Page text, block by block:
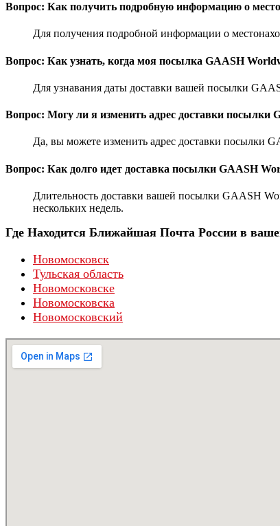
Вопрос: Как получить подробную информацию о
Для получения подробной информации о
Вопрос: Как узнать, когда моя посылка GAASH
Для узнавания даты доставки вашей посылки
Вопрос: Могу ли я изменить адрес доставки посылки
Да, вы можете изменить адрес доставки посылки
Вопрос: Как долго идет доставка посылки GAASH
Длительность доставки вашей посылки GAASH
нескольких недель.
Где Находится Ближайшая Почта России в
Новомосковск
Тульская область
Новомосковске
Новомосковска
Новомосковский